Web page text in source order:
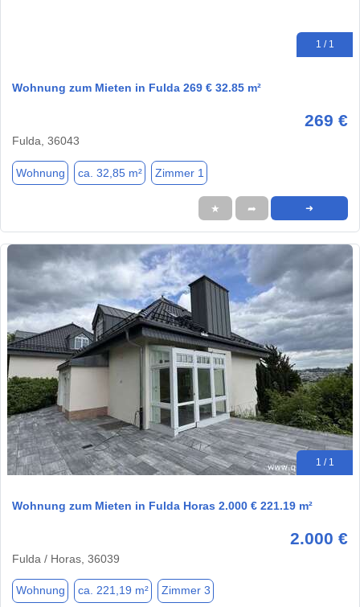
1 / 1
Wohnung zum Mieten in Fulda 269 € 32.85 m²
269 €
Fulda, 36043
Wohnung ca. 32,85 m² Zimmer 1
★ ➦ ➜
1 / 1
Wohnung zum Mieten in Fulda Horas 2.000 € 221.19 m²
2.000 €
Fulda / Horas, 36039
Wohnung ca. 221,19 m² Zimmer 3